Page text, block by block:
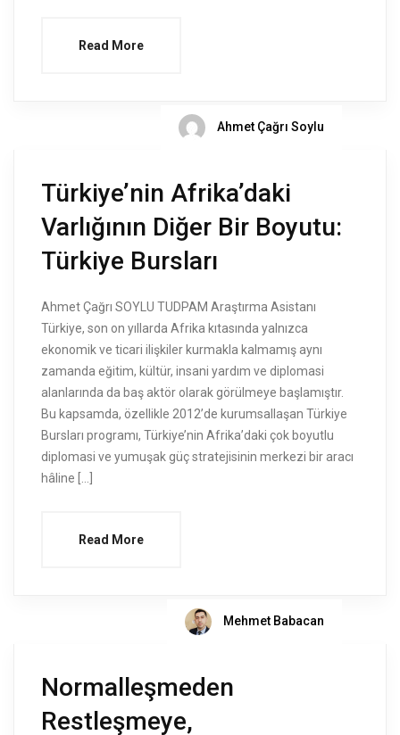
Read More
Ahmet Çağrı Soylu
Türkiye’nin Afrika’daki
Varlığının Diğer Bir Boyutu:
Türkiye Bursları
Ahmet Çağrı SOYLU TUDPAM Araştırma Asistanı
Türkiye, son on yıllarda Afrika kıtasında yalnızca
ekonomik ve ticari ilişkiler kurmakla kalmamış aynı
zamanda eğitim, kültür, insani yardım ve diplomasi
alanlarında da baş aktör olarak görülmeye başlamıştır.
Bu kapsamda, özellikle 2012’de kurumsallaşan Türkiye
Bursları programı, Türkiye’nin Afrika’daki çok boyutlu
diplomasi ve yumuşak güç stratejisinin merkezi bir aracı
hâline […]
Read More
Mehmet Babacan
Normalleşmeden
Restleşmeye,